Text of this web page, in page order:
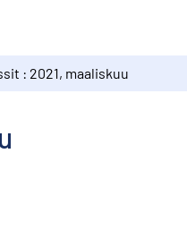
: 2021, maaliskuu